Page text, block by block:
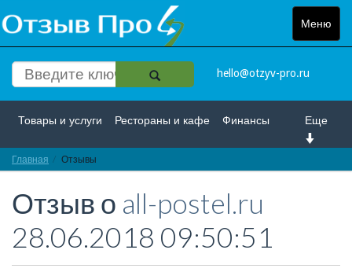
Меню
Toggle
hello@otzyv-pro.ru
Еще
Товары и услуги Рестораны и кафе Финансы
Красота и здоровье
Интернет Путешествие и отдых Транспорт
Недвижимость Работа Гос. учреждения
Главная Отзывы
Отзыв о all-postel.ru
28.06.2018 09:50:51